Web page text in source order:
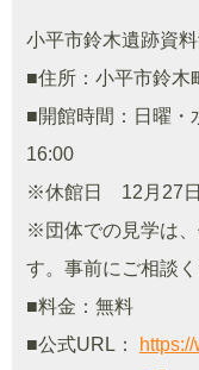
小平市鈴木遺跡資
■住所：小平市鈴木
■開館時間：日曜・
16:00
※休館日 12月27日
※団体での見学は
す。事前にご相談く
■料金：無料
■公式URL：